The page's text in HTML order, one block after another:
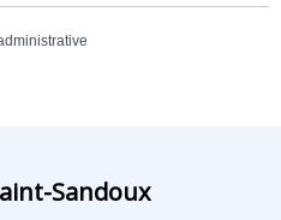
Sandoux